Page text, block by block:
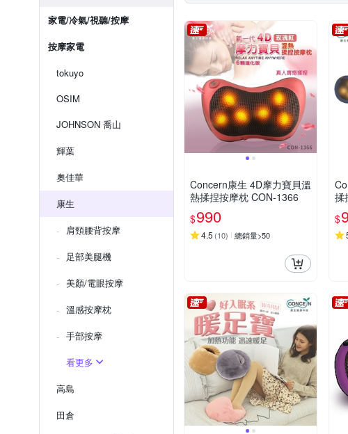
家電/冷氣/視聽/按摩
按摩家電
tokuyo
OSIM
JOHNSON 喬山
輝葉
奧佳華
康生
肩頸腰背按摩
足部美腿機
美顏/電眼按摩
溫感按摩枕
手部按摩
看更多
高島
田倉
Concern康生 4D摩力寶貝溫
熱揉捏按摩枕 CON-1366
$990
4.5 (10) 總銷量>50
揉
$